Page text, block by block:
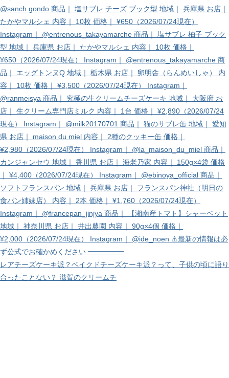
レアチーズケーキ派？ベイクドチーズケーキ派？って、子供の頃に語り
合ったことない？ 滋賀のクリームチ